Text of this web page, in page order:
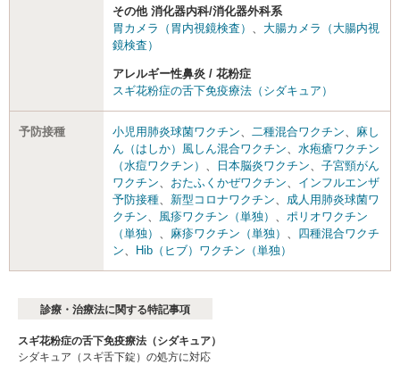
その他 消化器内科/消化器外科系
胃カメラ（胃内視鏡検査）
大腸カメラ（大腸内視
鏡検査）
アレルギー性鼻炎 / 花粉症
スギ花粉症の舌下免疫療法（シダキュア）
予防接種 小児用肺炎球菌ワクチン 二種混合ワクチン
麻し
ん（はしか）風しん混合ワクチン
水疱瘡ワクチン
（水痘ワクチン）
日本脳炎ワクチン
子宮頸がん
ワクチン
おたふくかぜワクチン
インフルエンザ
予防接種
新型コロナワクチン
成人用肺炎球菌ワ
クチン
風疹ワクチン（単独）
ポリオワクチン
（単独）
麻疹ワクチン（単独）
四種混合ワクチ
ン
Hib（ヒブ）ワクチン（単独）
診療・治療法に関する特記事項
スギ花粉症の舌下免疫療法（シダキュア）
シダキュア（スギ舌下錠）の処方に対応